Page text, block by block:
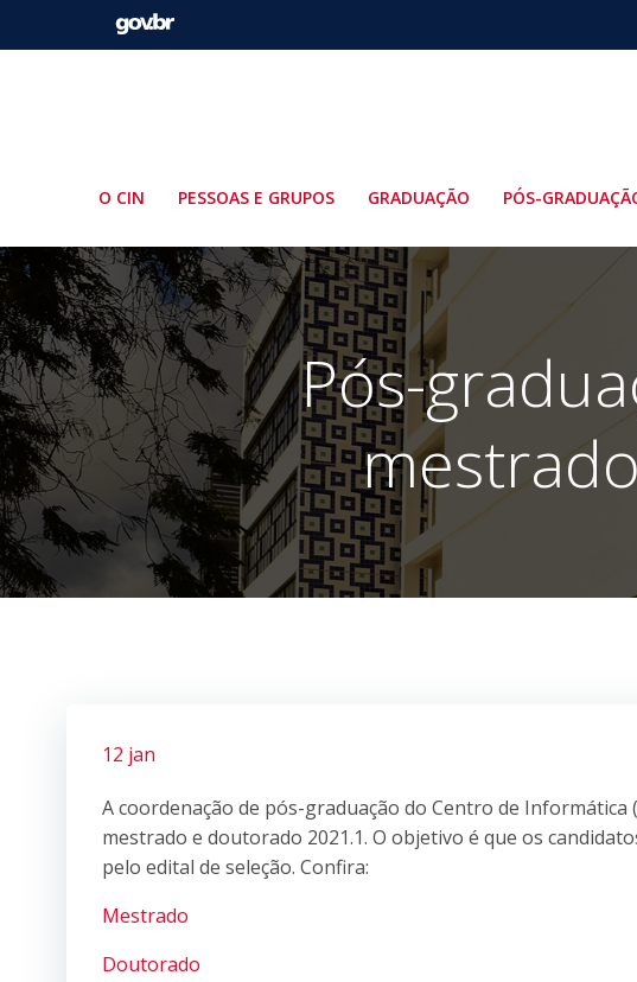
O CIN PESSOAS E GRUPOS GRADUAÇÃO PÓS-
Pós-
12 jan
A coordenação de pós-graduação do Centro de Informática
mestrado e doutorado 2021.1. O objetivo é que os
pelo edital de seleção. Confira:
Mestrado
Doutorado